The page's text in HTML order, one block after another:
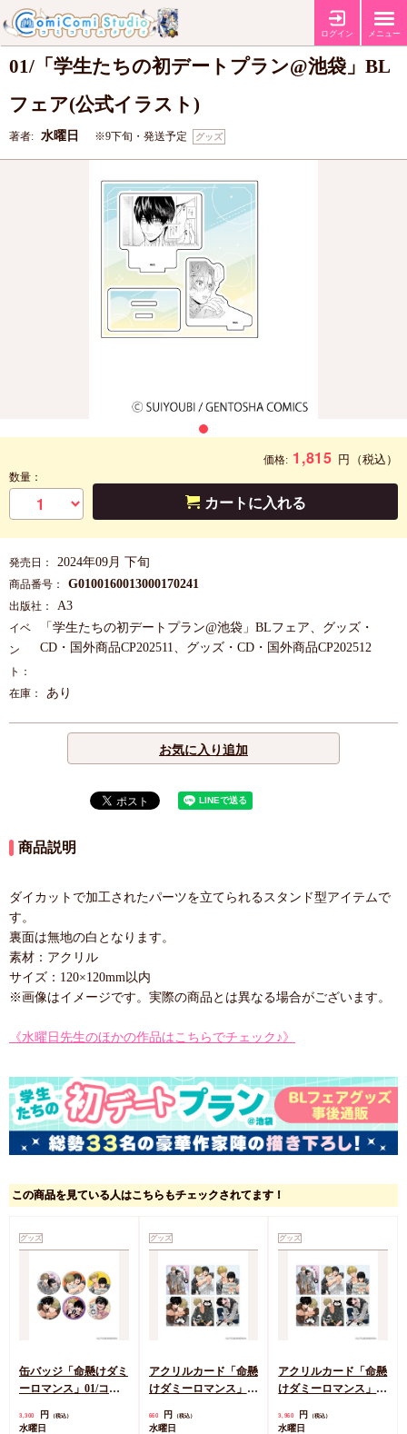
ログイン メニュー
アクリルスタンドプレート「水曜日先生」
01/「学生たちの初デートプラン@池袋」BL
フェア(公式イラスト)
著者: 水曜日 ※9下旬・発送予定 グッズ
価格: 1,815 円 （税込）
数量：
カートに入れる
発売日： 2024年09月 下旬
商品番号： G0100160013000170241
出版社： A3
イベ
ン
ト：
「学生たちの初デートプラン@池袋」BLフェア、グッズ・
CD・国外商品CP202511、グッズ・CD・国外商品CP202512
在庫： あり
お気に入り追加
商品説明
ダイカットで加工されたパーツを立てられるスタンド型アイテムで
す。
裏面は無地の白となります。
素材：アクリル
サイズ：120×120mm以内
※画像はイメージです。実際の商品とは異なる場合がございます。
《水曜日先生のほかの作品はこちらでチェック♪》
この商品を見ている人はこちらもチェックされてます！
グッズ
缶バッジ「命懸けダミ
ーロマンス」01/コン
種)(公式&描き下ろし
3,300 円 （税込）
水曜日
グッズ
アクリルカード「命懸
けダミーロマンス」
(公式&描き下ろしイ
660 円 （税込）
水曜日
グッズ
アクリルカード「命懸
けダミーロマンス」
ト(全6種)(公式&描き
3,960 円 （税込）
水曜日